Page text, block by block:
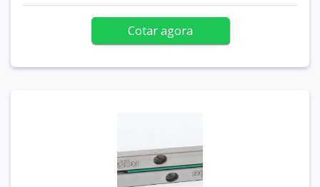
Cotar agora